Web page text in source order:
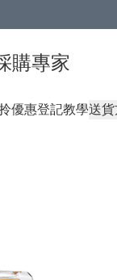
購專家
優惠登記教學送